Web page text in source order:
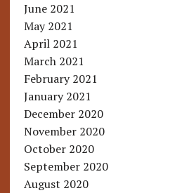
June 2021
May 2021
April 2021
March 2021
February 2021
January 2021
December 2020
November 2020
October 2020
September 2020
August 2020